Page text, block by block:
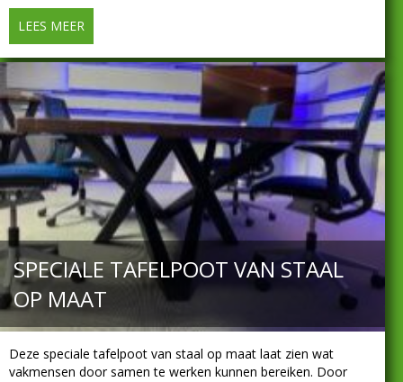
LEES MEER
SPECIALE TAFELPOOT VAN STAAL
OP MAAT
Deze speciale tafelpoot van staal op maat laat zien wat
vakmensen door samen te werken kunnen bereiken. Door